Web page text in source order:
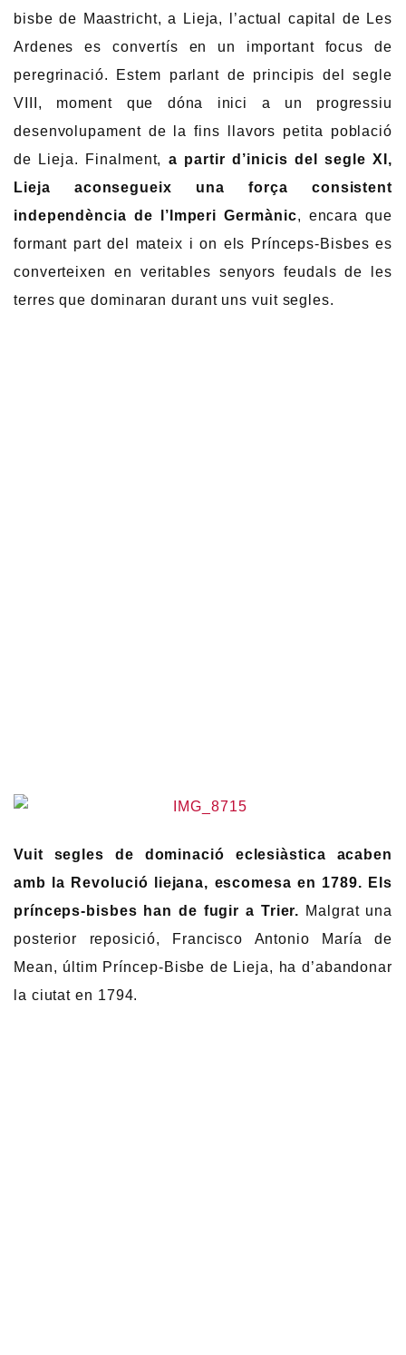
bisbe de Maastricht, a Lieja, l’actual capital de Les
Ardenes es convertís en un important focus de
peregrinació. Estem parlant de principis del segle
VIII, moment que dóna inici a un progressiu
desenvolupament de la fins llavors petita població
de Lieja. Finalment, a partir d’inicis del segle XI,
Lieja aconsegueix una força consistent
independència de l’Imperi Germànic, encara que
formant part del mateix i on els Prínceps-Bisbes es
converteixen en veritables senyors feudals de les
terres que dominaran durant uns vuit segles.
Vuit segles de dominació eclesiàstica acaben
amb la Revolució liejana, escomesa en 1789. Els
prínceps-bisbes han de fugir a Trier. Malgrat una
posterior reposició, Francisco Antonio María de
Mean, últim Príncep-Bisbe de Lieja, ha d’abandonar
la ciutat en 1794.